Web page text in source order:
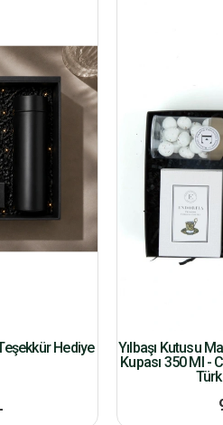
Hediye
Yılbaşı Kutusu
Kupası 350 Ml -